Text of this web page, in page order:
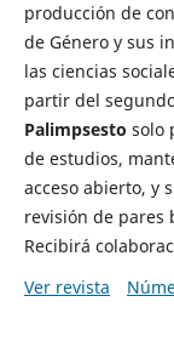
producción de
de Género y sus
las ciencias
partir del
Palimpsesto solo
de estudios,
acceso abierto, y
revisión de pares
Recibirá
Ver revista